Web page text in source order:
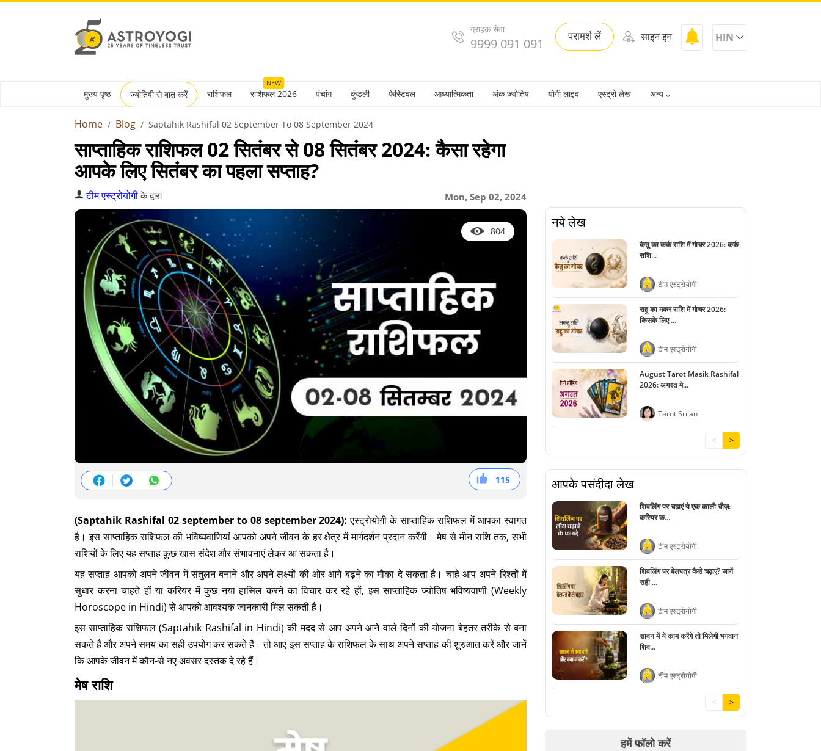
ग्राहक सेवा
9999 091 091 परामर्श लें साइन इन HIN
मुख्य पृष्ठ ज्योतिषी से बात करें राशिफल
NEW
राशिफल 2026 पंचांग कुंडली फेस्टिवल आध्यात्मिकता अंक ज्योतिष योगी लाइव एस्ट्रो लेख अन्य ￬
Home Blog Saptahik Rashifal 02 September To 08 September 2024
साप्ताहिक राशिफल 02 सितंबर से 08 सितंबर 2024: कैसा रहेगा
आपके लिए सितंबर का पहला सप्ताह?
Mon, Sep 02, 2024
टीम एस्ट्रोयोगीके द्वारा
804
115
38
36
41
(Saptahik Rashifal 02 september to 08 september 2024): एस्ट्रोयोगी के साप्ताहिक राशिफल में आपका स्वागत
है। इस साप्ताहिक राशिफल की भविष्यवाणियां आपको अपने जीवन के हर क्षेत्र में मार्गदर्शन प्रदान करेंगी। मेष से मीन राशि तक, सभी
राशियों के लिए यह सप्ताह कुछ खास संदेश और संभावनाएं लेकर आ सकता है।
यह सप्ताह आपको अपने जीवन में संतुलन बनाने और अपने लक्ष्यों की ओर आगे बढ़ने का मौका दे सकता है। चाहे आप अपने रिश्तों में
सुधार करना चाहते हों या करियर में कुछ नया हासिल करने का विचार कर रहे हों, इस साप्ताहिक ज्योतिष भविष्यवाणी (Weekly
Horoscope in Hindi) से आपको आवश्यक जानकारी मिल सकती है।
इस साप्ताहिक राशिफल (Saptahik Rashifal in Hindi) की मदद से आप अपने आने वाले दिनों की योजना बेहतर तरीके से बना
सकते हैं और अपने समय का सही उपयोग कर सकते हैं। तो आएं इस सप्ताह के राशिफल के साथ अपने सप्ताह की शुरुआत करें और जानें
कि आपके जीवन में कौन-से नए अवसर दस्तक दे रहे हैं।
मेष राशि
नये लेख
केतु का कर्क राशि में गोचर 2026: कर्क
राशि...
टीम एस्ट्रोयोगी
राहु का मकर राशि में गोचर 2026:
किसके लिए ...
टीम एस्ट्रोयोगी
August Tarot Masik Rashifal
2026: अगस्त मे...
Tarot Srijan
< >
आपके पसंदीदा लेख
शिवलिंग पर चढ़ाएं ये एक काली चीज़:
करियर क...
टीम एस्ट्रोयोगी
शिवलिंग पर बेलपत्र कैसे चढ़ाएं? जानें
सही ...
टीम एस्ट्रोयोगी
सावन में ये काम करेंगे तो मिलेगी भगवान
शिव...
टीम एस्ट्रोयोगी
< >
हमें फॉलो करें